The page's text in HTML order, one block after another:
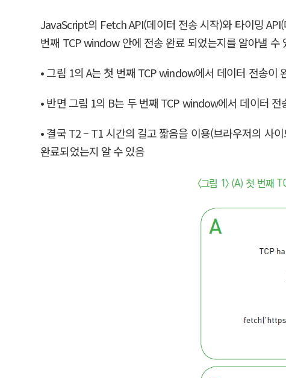
JavaScript의 Fetch API(데이터 전송 시작)와 타이밍
번째 TCP window 안에 전송 완료 되었는지를 알아낼 수
• 그림 1의 A는 첫 번째 TCP window에서 데이터 전송
• 반면 그림 1의 B는 두 번째 TCP window에서 데이터
• 결국 T2 – T1 시간의 길고 짧음을 이용(브라우저의 사
완료되었는지 알 수 있음